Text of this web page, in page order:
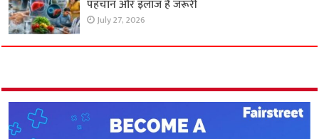
पहचान और इलाज है जरूरी
July 27, 2026